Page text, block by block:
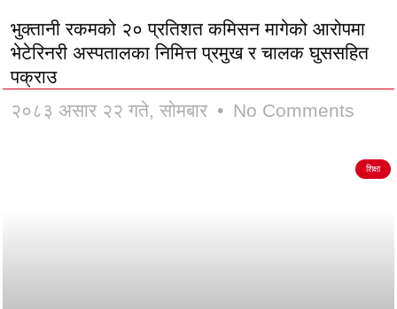
भुक्तानी रकमको २० प्रतिशत कमिसन मागेको आरोपमा
भेटेरिनरी अस्पतालका निमित्त प्रमुख र चालक घुससहित
पक्राउ
२०८३ असार २२ गते, सोमबार
No Comments
शिक्षा